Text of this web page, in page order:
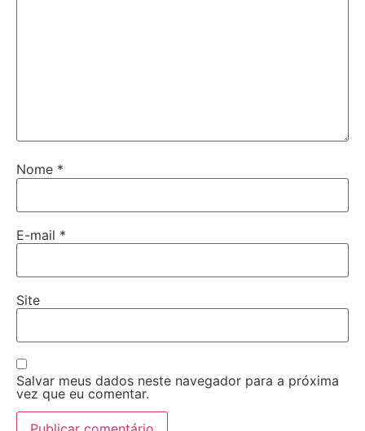
Nome *
E-mail *
Site
Salvar meus dados neste navegador para a próxima
vez que eu comentar.